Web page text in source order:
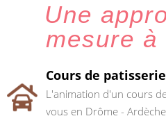
Une
mesure à
Cours de
L'animation d'un cours
vous en Drôme -